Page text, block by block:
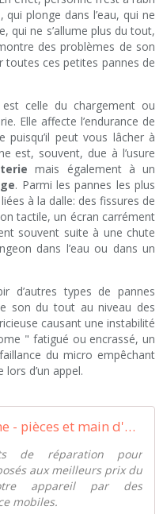
qui plonge dans l’eau, qui ne
qui ne s’allume plus du tout,
des problèmes de son
toutes ces petites pannes de
est celle du chargement ou
Elle affecte l’endurance de
puisqu’il peut vous lâcher à
est, souvent, due à l’usure
mais également à un
. Parmi les pannes les plus
à la dalle: des fissures de
tactile, un écran carrément
souvent suite à une chute
dans l’eau ou dans un
d’autres types de pannes
son du tout au niveau des
causant une instabilité
" fatigué ou encrassé, un
du micro empêchant
d’un appel.
Forfaits de réparation iPhone - pièces et main d'oeuvre
de réparation pour
aux meilleurs prix du
appareil par des
mobiles.